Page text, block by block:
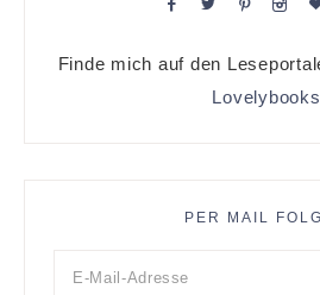
Finde mich auf den
Lovelybooks
PER MAIL